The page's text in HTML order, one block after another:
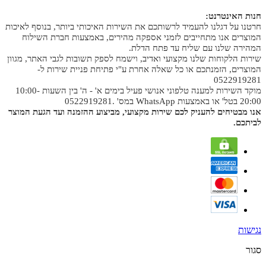
חנות האינטרנט:
חרטנו על דגלנו להעמיד לרשותכם את השירות האיכותי ביותר, בנוסף לאיכות
המוצרים אנו מתחייבים לזמני אספקה מהירים, באמצעות חברת השילוח
המהירה שלנו עם שליח עד פתח הדלת.
שירות הלקוחות שלנו מקצועי ואדיב, וישמח לספק תשובות לגבי האתר, מגוון
המוצרים, הזמנתכם או כל שאלה אחרת ע"י פתיחת פניית שירות ל-
0522919281
מוקד השירות למענה טלפוני אנושי פעיל בימים א' - ה' בין השעות 10:00-
20:00 בטל' או באמצעות WhatsApp במס' .0522919281
אנו מבטיחים להעניק לכם שירות מקצועי, מביצוע ההזמנה ועד הגעת המוצר
לביתכם.
נגישות
סגור